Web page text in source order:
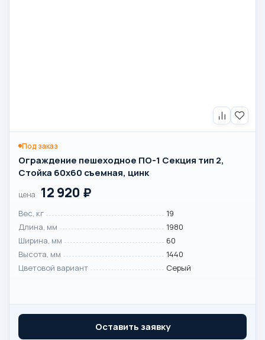
Под заказ
Ограждение пешеходное ПО-1 Секция тип 2,
Стойка 60х60 съемная, цинк
цена 12 920 ₽
Вес, кг
19
Длина, мм
1980
Ширина, мм
60
Высота, мм
1440
Цветовой вариант
Серый
Оставить заявку